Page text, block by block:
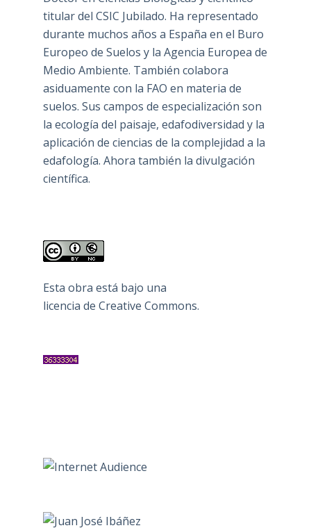
titular del CSIC Jubilado. Ha representado
durante muchos años a España en el Buro
Europeo de Suelos y la Agencia Europea de
Medio Ambiente. También colabora
asiduamente con la FAO en materia de
suelos. Sus campos de especialización son
la ecología del paisaje, edafodiversidad y la
aplicación de ciencias de la complejidad a la
edafología. Ahora también la divulgación
científica.
Esta obra está bajo una
licencia de Creative Commons.